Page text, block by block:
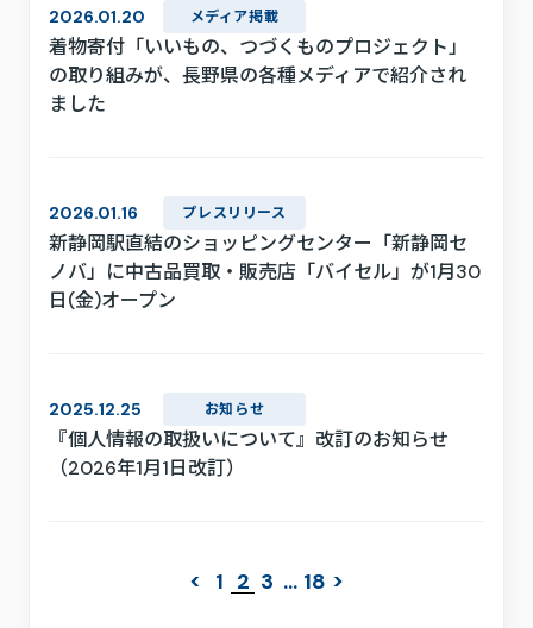
2026.01.20 メディア掲載
着物寄付「いいもの、つづくものプロジェクト」
の取り組みが、長野県の各種メディアで紹介され
ました
2026.01.16 プレスリリース
新静岡駅直結のショッピングセンター「新静岡セ
ノバ」に中古品買取・販売店「バイセル」が1月30
日(金)オープン
2025.12.25 お知らせ
『個人情報の取扱いについて』改訂のお知らせ
（2026年1月1日改訂）
1 2 3 … 18